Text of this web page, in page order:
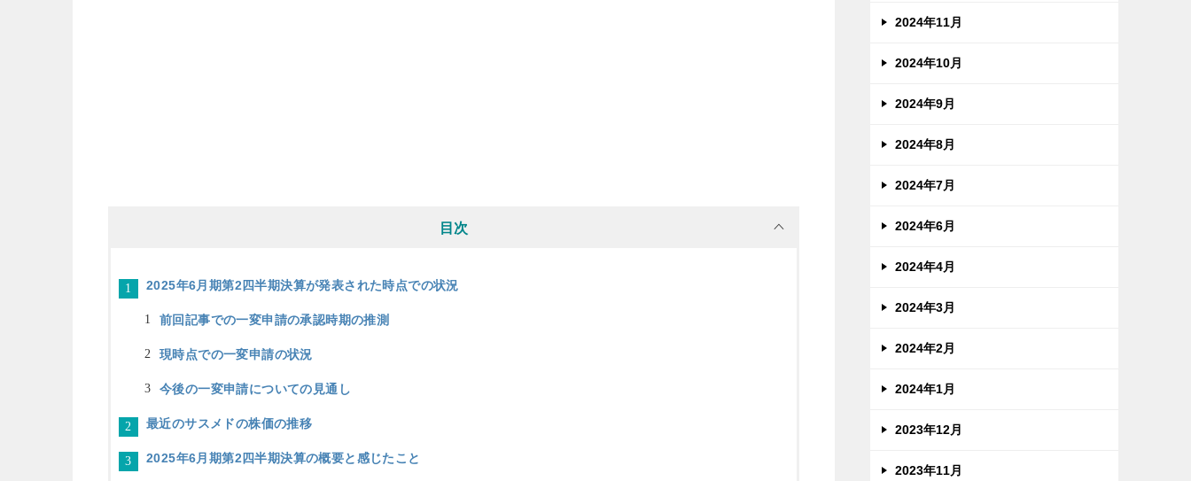
目次
2025年6月期第2四半期決算が発表された時点での状況
前回記事での一変申請の承認時期の推測
現時点での一変申請の状況
今後の一変申請についての見通し
最近のサスメドの株価の推移
2025年6月期第2四半期決算の概要と感じたこと
2024年11月
2024年10月
2024年9月
2024年8月
2024年7月
2024年6月
2024年4月
2024年3月
2024年2月
2024年1月
2023年12月
2023年11月